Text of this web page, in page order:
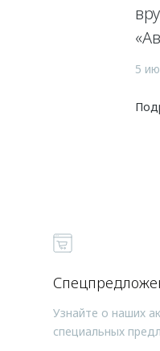
5
Узнайте о наших
специальных